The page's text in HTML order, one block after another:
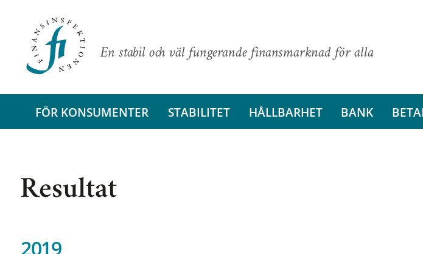
En stabil och väl fungerande finansmarknad för alla
FÖR KONSUMENTER STABILITET HÅLLBARHET BANK
Resultat
2019